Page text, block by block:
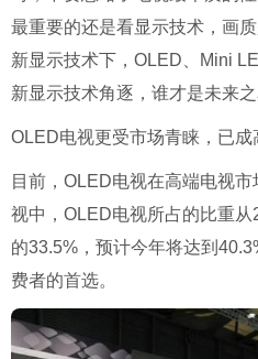
最重要的还是看显示技术，画
新显示技术下，OLED、Mini
新显示技术角逐，谁才是未来之
OLED电视更受市场青睐，已
目前，OLED电视在高端电视
视中，OLED电视所占的比重
的33.5%，预计今年将达到
费者的首选。